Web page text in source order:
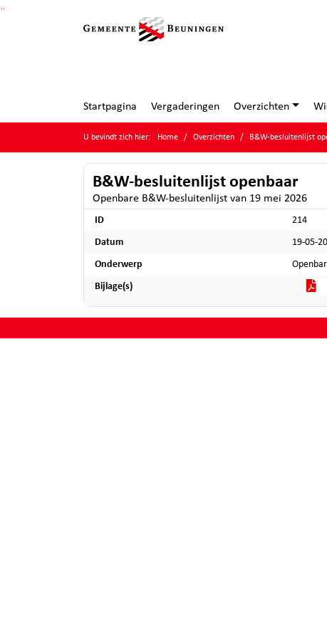
Ga naar de inhoud van deze pagina
Startpagina Vergaderingen Overzichten
U bevindt zich hier: Home Overzichten B&W-besluitenlijst
B&W-besluitenlijst openbaar
Openbare B&W-besluitenlijst van 19 mei 2026
ID 214
Datum 19-05-
Onderwerp
Bijlage(s)